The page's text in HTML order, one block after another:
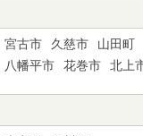
宮古市 久慈市 山田町
八幡平市
花巻市 北上